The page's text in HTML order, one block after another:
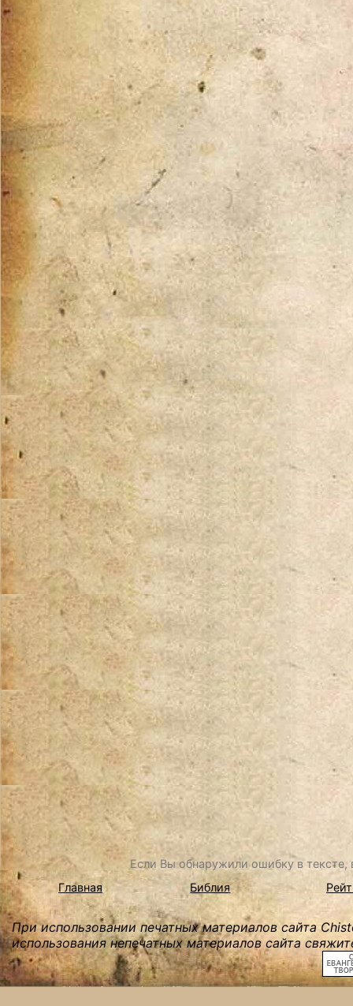
Если Вы обнаружили ошибку в
Главная
Библия
При использовании печатных материалов сайта
использования непечатных материалов сайта